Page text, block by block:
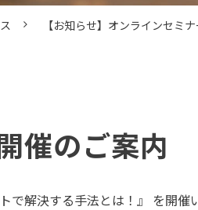
【お知らせ】オンラインセミ
催のご案内
解決する手法とは！』 を開催